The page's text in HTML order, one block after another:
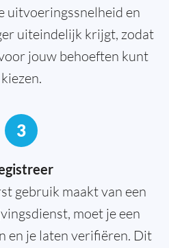
uitvoeringssnelheid en
uiteindelijk krijgt, zodat
jouw behoeften kunt
kiezen.
3
gebruik maakt van een
moet je een
en je laten verifiëren. Dit